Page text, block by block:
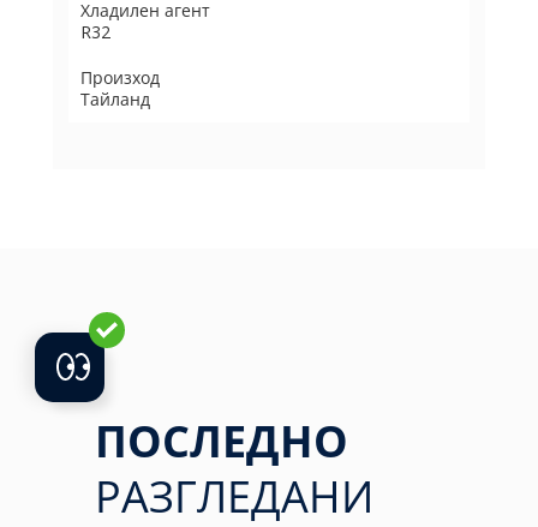
Хладилен агент
R32
Произход
Тайланд
ПОСЛЕДНО
РАЗГЛЕДАНИ